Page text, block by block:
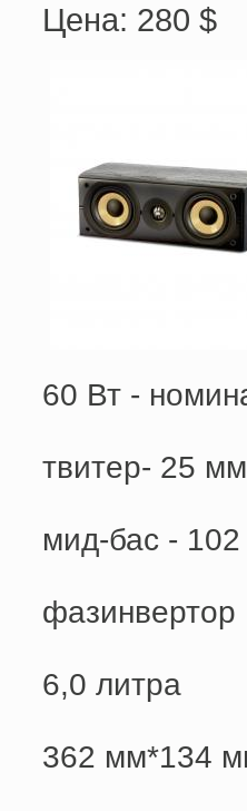
Цена: 280 $
60 Вт -
твитер- 25
мид-бас -
фазинвертор
6,0 литра
362 мм*134